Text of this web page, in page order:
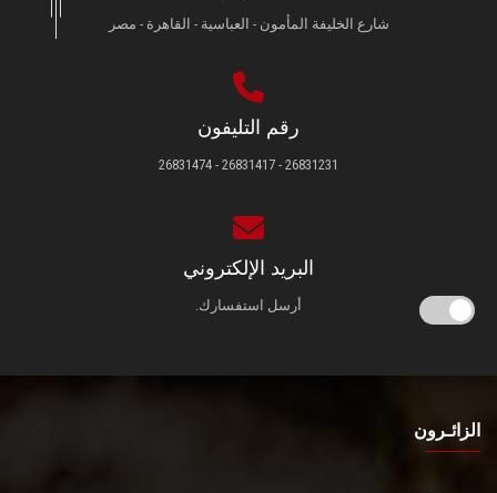
شارع الخليفة المأمون - العباسية - القاهرة - مصر
رقم التليفون
26831231 - 26831417 - 26831474
البريد الإلكتروني
أرسل استفسارك.
الزائـرون